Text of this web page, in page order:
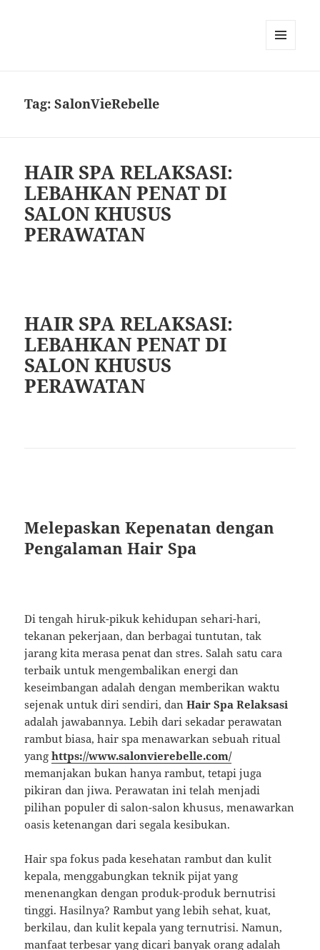
Tag:SalonVieRebelle
HAIR SPA RELAKSASI:
LEBAHKAN PENAT DI
SALON KHUSUS
PERAWATAN
HAIR SPA RELAKSASI:
LEBAHKAN PENAT DI
SALON KHUSUS
PERAWATAN
Melepaskan Kepenatan dengan
Pengalaman Hair Spa
Di tengah hiruk-pikuk kehidupan sehari-hari,
tekanan pekerjaan, dan berbagai tuntutan, tak
jarang kita merasa penat dan stres. Salah satu cara
terbaik untuk mengembalikan energi dan
keseimbangan adalah dengan memberikan waktu
sejenak untuk diri sendiri, danHair Spa Relaksasi
adalah jawabannya. Lebih dari sekadar perawatan
rambut biasa, hair spa menawarkan sebuah ritual
yanghttps://www.salonvierebelle.com/
memanjakan bukan hanya rambut, tetapi juga
pikiran dan jiwa. Perawatan ini telah menjadi
pilihan populer di salon-salon khusus, menawarkan
oasis ketenangan dari segala kesibukan.
Hair spa fokus pada kesehatan rambut dan kulit
kepala, menggabungkan teknik pijat yang
menenangkan dengan produk-produk bernutrisi
tinggi. Hasilnya? Rambut yang lebih sehat, kuat,
berkilau, dan kulit kepala yang ternutrisi. Namun,
manfaat terbesar yang dicari banyak orang adalah